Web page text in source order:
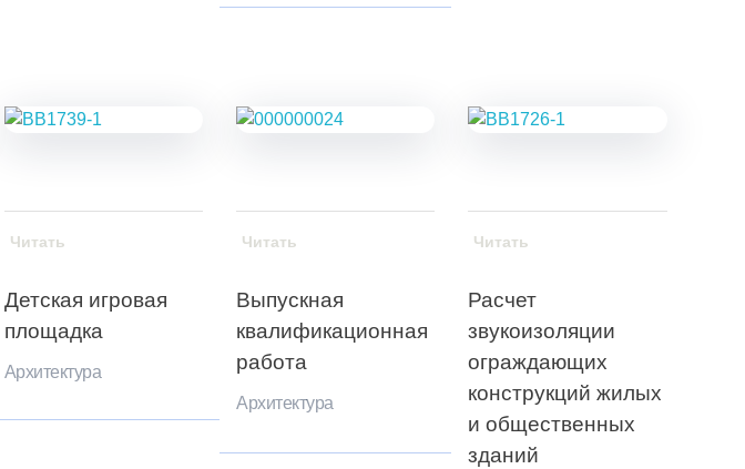
Детская игровая
площадка
Архитектура
Читать
Выпускная
квалификационная
работа
Архитектура
Читать
Расчет
звукоизоляции
ограждающих
конструкций жилых
и общественных
зданий
Читать